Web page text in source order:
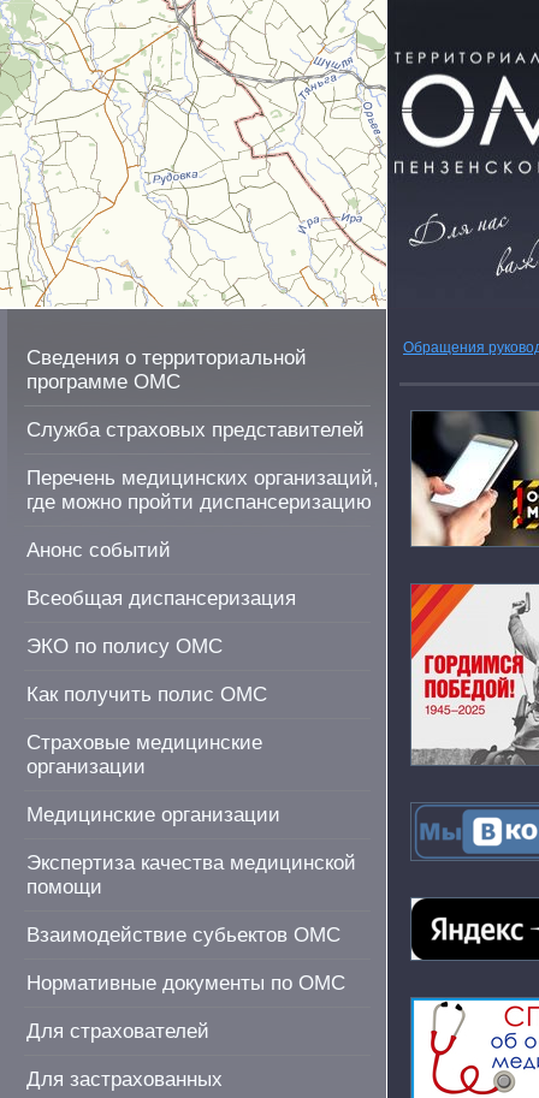
Сведения о территориальной
программе ОМС
Служба страховых представителей
Перечень медицинских организаций,
где можно пройти диспансеризацию
Анонс событий
Всеобщая диспансеризация
ЭКО по полису ОМС
Как получить полис ОМС
Страховые медицинские
организации
Медицинские организации
Экспертиза качества медицинской
помощи
Взаимодействие субьектов ОМС
Нормативные документы по ОМС
Для страхователей
Для застрахованных
Обращения